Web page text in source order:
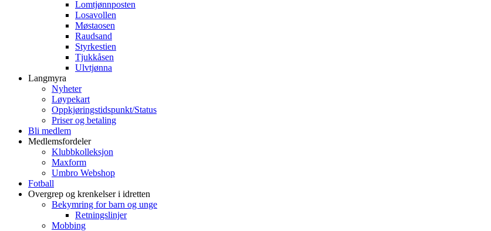
Lomtjønnposten
Losavollen
Møstaosen
Raudsand
Styrkestien
Tjukkåsen
Ulvtjønna
Langmyra
Nyheter
Løypekart
Oppkjøringstidspunkt/Status
Priser og betaling
Bli medlem
Medlemsfordeler
Klubbkolleksjon
Maxform
Umbro Webshop
Fotball
Overgrep og krenkelser i idretten
Bekymring for barn og unge
Retningslinjer
Mobbing